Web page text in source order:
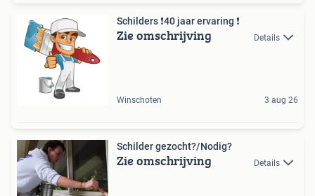
Schilders ❗️40 jaar ervaring ❗️
Zie omschrijving Details
Winschoten 3 aug 26
Schilder gezocht?/Nodig?
Zie omschrijving Details